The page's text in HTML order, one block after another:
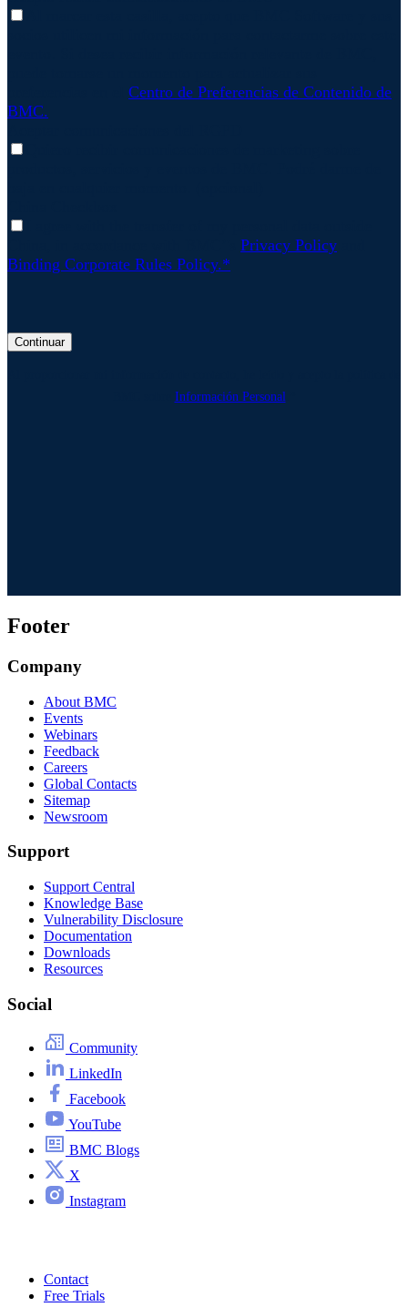
Centro de Preferencias de Contenido de
BMC.
Privacy Policy
Binding Corporate Rules Policy.*
Continuar
Información Personal.*
Footer
Company
About BMC
Events
Webinars
Feedback
Careers
Global Contacts
Sitemap
Newsroom
Support
Support Central
Knowledge Base
Vulnerability Disclosure
Documentation
Downloads
Resources
Social
Community
LinkedIn
Facebook
YouTube
BMC Blogs
X
Instagram
Contact
Free Trials